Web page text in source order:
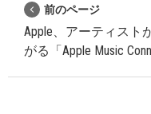
前のページ
Apple、アーティスト
がる「Apple Music